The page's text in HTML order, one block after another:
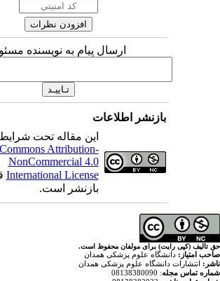
ارسال پیام به نویسنده مسئول
این مقاله تحت شرایطCreative
Commons Attribution-
NonCommercial 4.0
International Licenseقابل
محفوظ است.
همدان
پزشکی همدان